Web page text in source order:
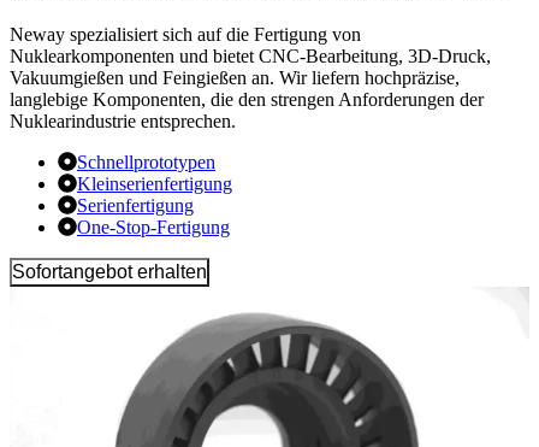
Neway spezialisiert sich auf die Fertigung von
Nuklearkomponenten und bietet CNC-Bearbeitung, 3D-Druck,
Vakuumgießen und Feingießen an. Wir liefern hochpräzise,
langlebige Komponenten, die den strengen Anforderungen der
Nuklearindustrie entsprechen.
Schnellprototypen
Kleinserienfertigung
Serienfertigung
One-Stop-Fertigung
Sofortangebot erhalten